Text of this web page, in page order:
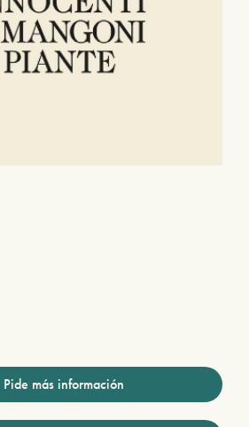
Pide más información